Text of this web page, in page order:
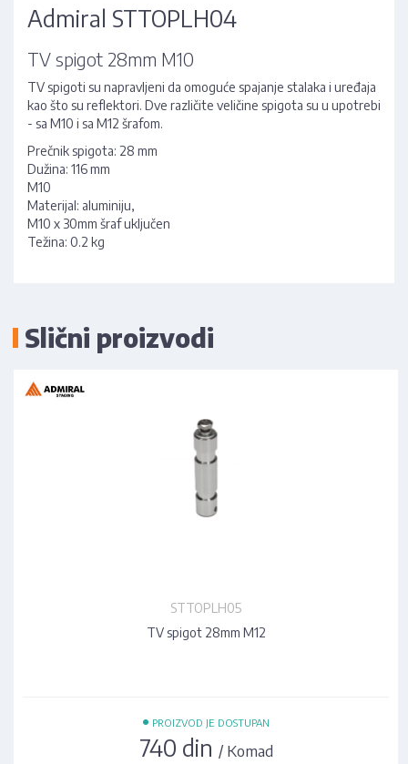
Admiral STTOPLH04
TV spigot 28mm M10
TV spigoti su napravljeni da omoguće spajanje stalaka i uređaja
kao što su reflektori. Dve različite veličine spigota su u upotrebi
- sa M10 i sa M12 šrafom.
Prečnik spigota: 28 mm
Dužina: 116 mm
M10
Materijal: aluminiju,
M10 x 30mm šraf uključen
Težina: 0.2 kg
Slični proizvodi
STTOPLH05
TV spigot 28mm M12
• PROIZVOD JE DOSTUPAN
740 din / Komad